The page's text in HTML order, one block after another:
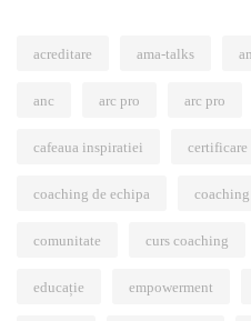
acreditare ama-talks
anc arc pro arc pro
cafeaua inspiratiei certificare
coaching de echipa
comunitate curs coaching
educație empowerment